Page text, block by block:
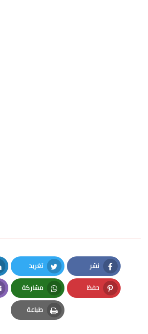
نشر
Facebook
تغريد
Twitter
حفظ
Pinterest
مشاركة
Whatsapp
طباعة
Print